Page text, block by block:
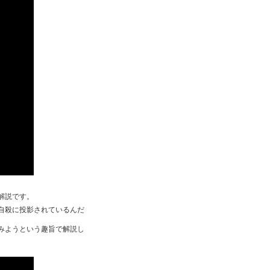
です。
殺に投影されているんだ
ようという趣旨で解説し